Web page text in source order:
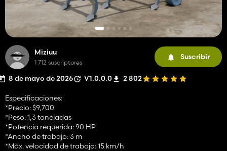
Miziuu
1 712 suscriptores
Suscribir
8 de mayo de 2026 V1.0.0.0 2 802
Especificaciones:
*Precio: $9,700
*Peso: 1,3 toneladas
*Potencia requerida: 90 HP
*Ancho de trabajo: 3 m
*Máx. velocidad de trabajo: 15 km/h